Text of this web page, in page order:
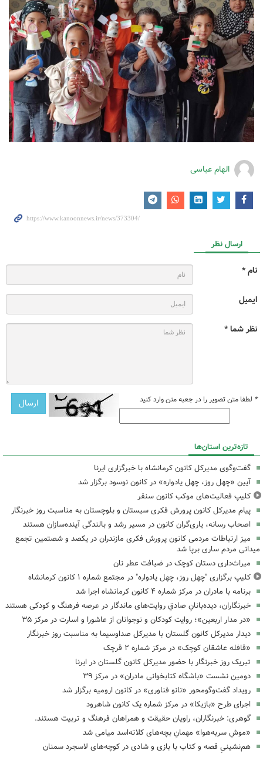
الهام عباسی
ارسال نظر
نام *
ایمیل
نظر شما *
* لطفا متن تصویر را در جعبه متن وارد کنید
تازه‌ترین استان‌ها
گفت‌وگوی مدیرکل کانون کرمانشاه با خبرگزاری ایرنا
آیین «چهل روز، چهل یادواره» در کانون نوسود برگزار شد
کلیپ فعالیت‌های موکب کانون سنقر
پیام مدیرکل کانون پرورش فکری سیستان و بلوچستان به مناسبت روز خبرنگار
اصحاب رسانه، یاری‌گران کانون در مسیر رشد و بالندگی آینده‌سازان هستند
میز ارتباطات مردمی کانون پرورش فکری مازندران در یکصد و شصتمین تجمع
میدانی مردم ساری برپا شد
میراث‌داری دستان کوچک در ضیافت عطر نان
کلیپ برگزاری "چهل روز، چهل یادواره" در مجتمع شماره ۱ کانون کرمانشاه
برنامه با مادران در مرکز شماره ۴ کانون کرمانشاه اجرا شد
خبرنگاران، دیده‌بانانِ صادقِ روایت‌های ماندگار در عرصه فرهنگ و کودکی هستند
«در مدار اربعین»؛ روایت کودکان و نوجوانان از عاشورا و اسارت در مرکز ۳۵
دیدار مدیرکل کانون گلستان با مدیرکل صداوسیما به مناسبت روز خبرنگار
«قافله عاشقان کوچک» در مرکز شماره ۲ قرچک
تبریک روز خبرنگار با حضور مدیرکل کانون گلستان در ایرنا
دومین نشست «باشگاه کتابخوانی مادران» در مرکز ۳۹
رویداد گفت‌وگومحور «نانو فناوری» در کانون ارومیه برگزار شد
اجرای طرح «بازیکا» در مرکز شماره یک کانون شاهرود
گوهری: خبرنگاران، راویان حقیقت و همراهان فرهنگ و تربیت هستند.
«موشِ سربه‌هوا» مهمانِ بچه‌های کلاته‌اسد میامی شد
هم‌نشینیِ قصه و کتاب با بازی و شادی در کوچه‌های لاسجرد سمنان